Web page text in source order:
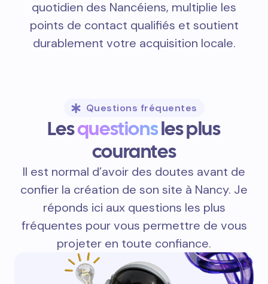
quotidien des Nancéiens, multiplie les
points de contact qualifiés et soutient
durablement votre acquisition locale.
Questions fréquentes
Lesquestionsles plus
courantes
Il est normal d’avoir des doutes avant de
confier la création de son site à Nancy. Je
réponds ici aux questions les plus
fréquentes pour vous permettre de vous
projeter en toute confiance.